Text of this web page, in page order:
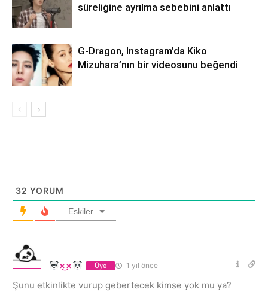
süreliğine ayrılma sebebini anlattı
G-Dragon, Instagram’da Kiko
Mizuhara’nın bir videosunu beğendi
32 YORUM
Eskiler
×͜× Üye 1 yıl önce
Şunu etkinlikte vurup gebertecek kimse yok mu ya?